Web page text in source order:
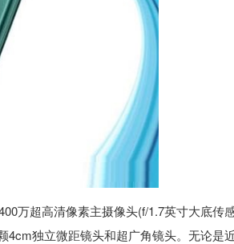
万超高清像素主摄像头(f/1.7英寸大底传
4cm独立微距镜头和超广角镜头。无论是